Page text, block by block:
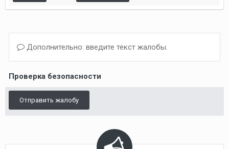
Дополнительно: введите текст жалобы.
Проверка безопасности
Отправить жалобу